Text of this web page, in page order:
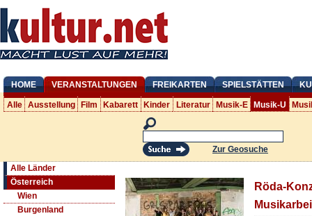
HOME VERANSTALTUNGEN FREIKARTEN SPIELSTÄTTEN
Alle Ausstellung Film Kabarett Kinder Literatur Musik-E Musik-U
Zur Geosuche
Alle Länder
Österreich
Wien
Burgenland
Röda-